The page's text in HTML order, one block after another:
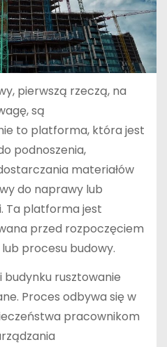
pierwszą rzeczą, na
są
to platforma, która jest
podnoszenia,
materiałów
do naprawy lub
Ta platforma jest
przed rozpoczęciem
procesu budowy.
budynku rusztowanie
Proces odbywa się w
pracownikom